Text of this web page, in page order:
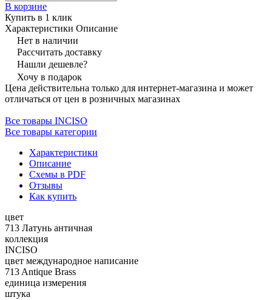
В корзине
Купить в 1 клик
Характеристики Описание
Нет в наличии
Рассчитать доставку
Нашли дешевле?
Хочу в подарок
Цена действительна только для интернет-магазина и может
отличаться от цен в розничных магазинах
Все товары INCISO
Все товары категории
Характеристики
Описание
Схемы в PDF
Отзывы
Как купить
цвет
713 Латунь античная
коллекция
INCISO
цвет международное написание
713 Antique Brass
единица измерения
штука